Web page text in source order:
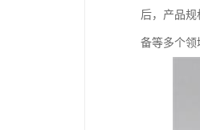
后，产品
备等多个领